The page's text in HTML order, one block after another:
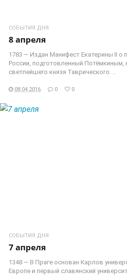
СОБЫТИЯ ДНЯ
8 апреля
1783 — Издан Манифест Екатерины II о
России, подготовленный Потёмкиным,
светлейшего князя Таврического. ..
08.04.2016 0 0
СОБЫТИЯ ДНЯ
7 апреля
1348 — В Праге основан Карлов
Европе и первый славянский